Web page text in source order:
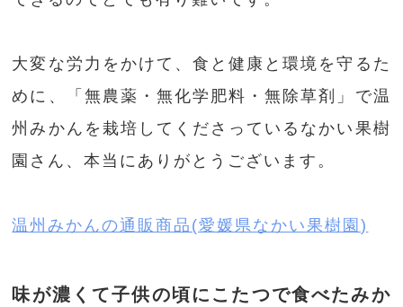
大変な労力をかけて、食と健康と環境を守るた
めに、「無農薬・無化学肥料・無除草剤」で温
州みかんを栽培してくださっているなかい果樹
園さん、本当にありがとうございます。
温州みかんの通販商品(愛媛県なかい果樹園)
味が濃くて子供の頃にこたつで食べたみか